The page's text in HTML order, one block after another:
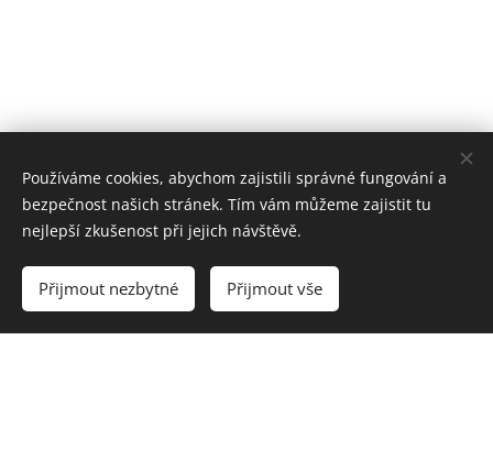
CERTIFIKACE
Používáme cookies, abychom zajistili správné fungování a
bezpečnost našich stránek. Tím vám můžeme zajistit tu
nejlepší zkušenost při jejich návštěvě.
Přijmout nezbytné Přijmout vše